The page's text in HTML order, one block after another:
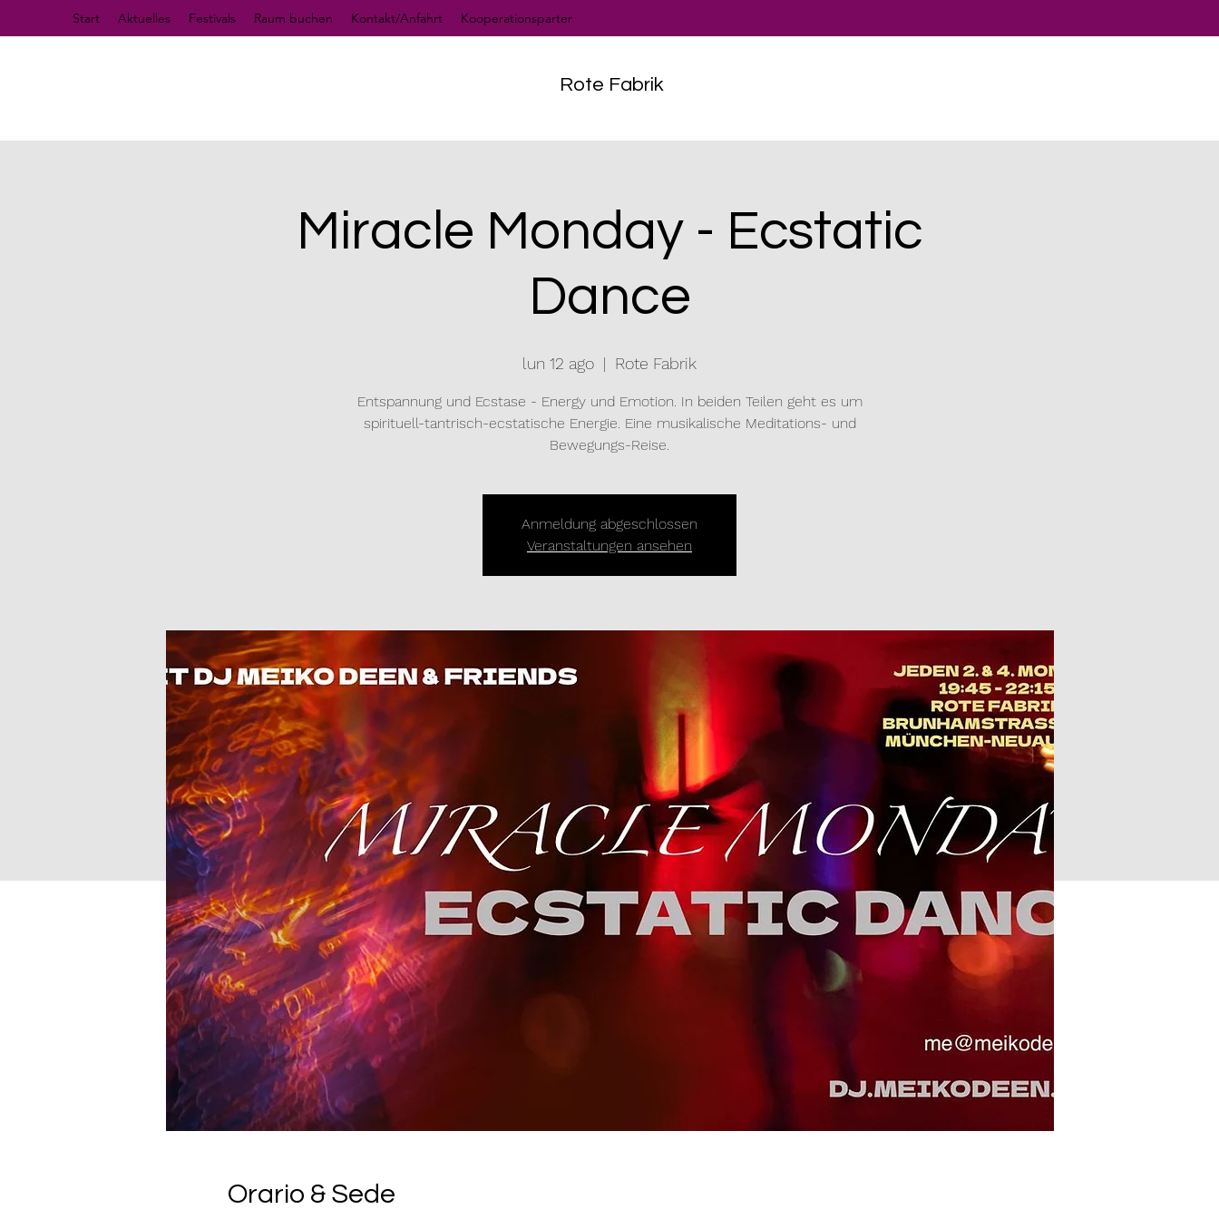
Start Aktuelles Festivals Raum buchen Kontakt/Anfahrt Kooperationsparter
Rote Fabrik
Miracle Monday - Ecstatic
Dance
lun 12 ago
  |
Rote Fabrik
Entspannung und Ecstase - Energy und Emotion. In beiden Teilen geht es um
spirituell-tantrisch-ecstatische Energie. Eine musikalische Meditations- und
Bewegungs-Reise.
Anmeldung abgeschlossen
Veranstaltungen ansehen
Orario & Sede